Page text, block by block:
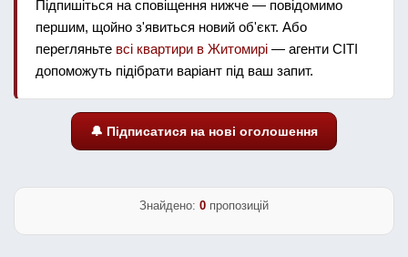
Підпишіться на сповіщення нижче — повідомимо
першим, щойно з'явиться новий об'єкт. Або
перегляньте всі квартири в Житомирі — агенти СІТІ
допоможуть підібрати варіант під ваш запит.
🔔 Підписатися на нові оголошення
Знайдено: 0 пропозицій